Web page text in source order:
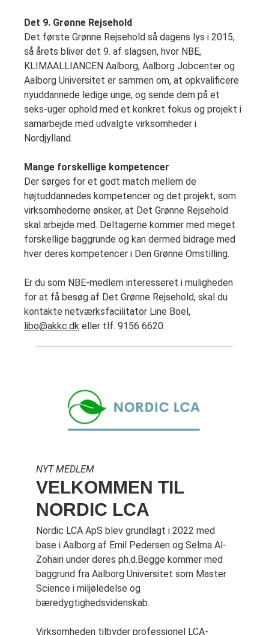
Det 9. Grønne Rejsehold
Det første Grønne Rejsehold så dagens lys i 2015,
så årets bliver det 9. af slagsen, hvor NBE,
KLIMAALLIANCEN Aalborg, Aalborg Jobcenter og
Aalborg Universitet er sammen om, at opkvalificere
nyuddannede ledige unge, og sende dem på et
seks-uger ophold med et konkret fokus og projekt i
samarbejde med udvalgte virksomheder i
Nordjylland.
Mange forskellige kompetencer
Der sørges for et godt match mellem de
højtuddannedes kompetencer og det projekt, som
virksomhederne ønsker, at Det Grønne Rejsehold
skal arbejde med. Deltagerne kommer med meget
forskellige baggrunde og kan dermed bidrage med
hver deres kompetencer i Den Grønne Omstilling.
Er du som NBE-medlem interesseret i muligheden
for at få besøg af Det Grønne Rejsehold, skal du
kontakte netværksfacilitator Line Boel,
libo@akkc.dk eller tlf. 9156 6620.
NYT MEDLEM
VELKOMMEN TIL
NORDIC LCA
Nordic LCA ApS blev grundlagt i 2022 med
base i Aalborg af Emil Pedersen og Selma Al-
Zohairi under deres ph.d.Begge kommer med
baggrund fra Aalborg Universitet som Master
Science i miljøledelse og
bæredygtighedsvidenskab.
Virksomheden tilbyder professionel LCA-